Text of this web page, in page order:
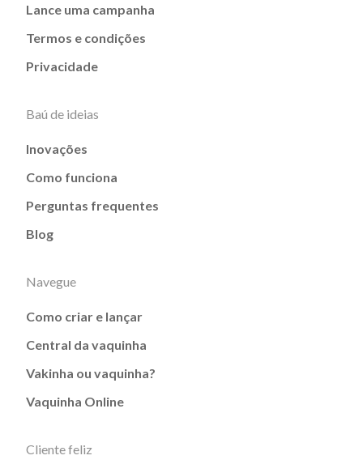
Lance uma campanha
Termos e condições
Privacidade
Baú de ideias
Inovações
Como funciona
Perguntas frequentes
Blog
Navegue
Como criar e lançar
Central da vaquinha
Vakinha ou vaquinha?
Vaquinha Online
Cliente feliz